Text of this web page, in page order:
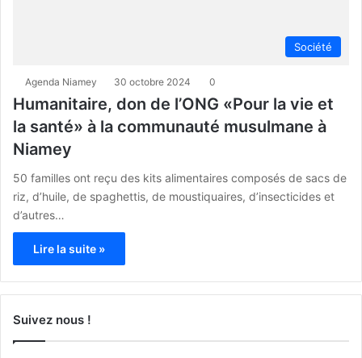
Société
Agenda Niamey 30 octobre 2024 0
Humanitaire, don de l’ONG «Pour la vie et
la santé» à la communauté musulmane à
Niamey
50 familles ont reçu des kits alimentaires composés de sacs de
riz, d’huile, de spaghettis, de moustiquaires, d’insecticides et
d’autres…
Lire la suite »
Suivez nous !